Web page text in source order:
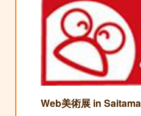
Web美術展 in Saitama